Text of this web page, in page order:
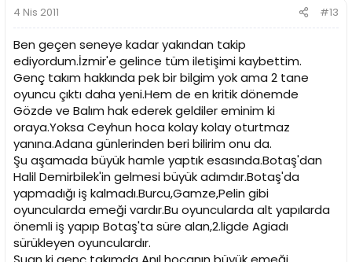
4 Nis 2011 #13
Ben geçen seneye kadar yakından takip
ediyordum.İzmir'e gelince tüm iletişimi kaybettim.
Genç takım hakkında pek bir bilgim yok ama 2 tane
oyuncu çıktı daha yeni.Hem de en kritik dönemde
Gözde ve Balım hak ederek geldiler eminim ki
oraya.Yoksa Ceyhun hoca kolay kolay oturtmaz
yanına.Adana günlerinden beri bilirim onu da.
Şu aşamada büyük hamle yaptık esasında.Botaş'dan
Halil Demirbilek'in gelmesi büyük adımdır.Botaş'da
yapmadığı iş kalmadı.Burcu,Gamze,Pelin gibi
oyuncularda emeği vardır.Bu oyuncularda alt yapılarda
önemli iş yapıp Botaş'ta süre alan,2.ligde Agiadı
sürükleyen oyunculardır.